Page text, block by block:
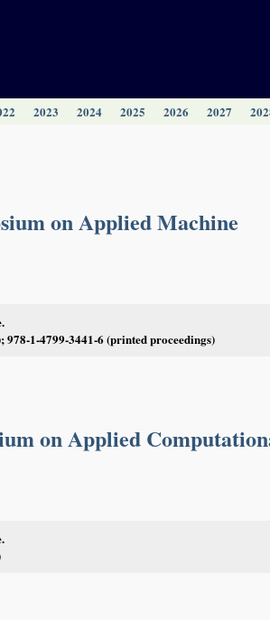
2023 2024 2025 2026 2027
on Applied Machine
1-4799-3441-6 (printed proceedings)
on Applied